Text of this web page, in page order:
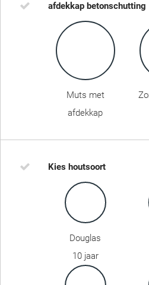
afdekkap betonschutting
Muts met
afdekkap
Kies houtsoort
Douglas
10 jaar